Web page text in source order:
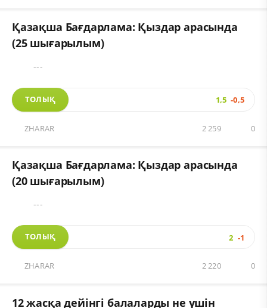
Қазақша Бағдарлама: Қыздар арасында
(25 шығарылым)
---
ТОЛЫҚ 1,5 -0,5
ZHARAR 0
2 259
Қазақша Бағдарлама: Қыздар арасында
(20 шығарылым)
---
ТОЛЫҚ 2 -1
ZHARAR 0
2 220
12 жасқа дейінгі балаларды не үшін